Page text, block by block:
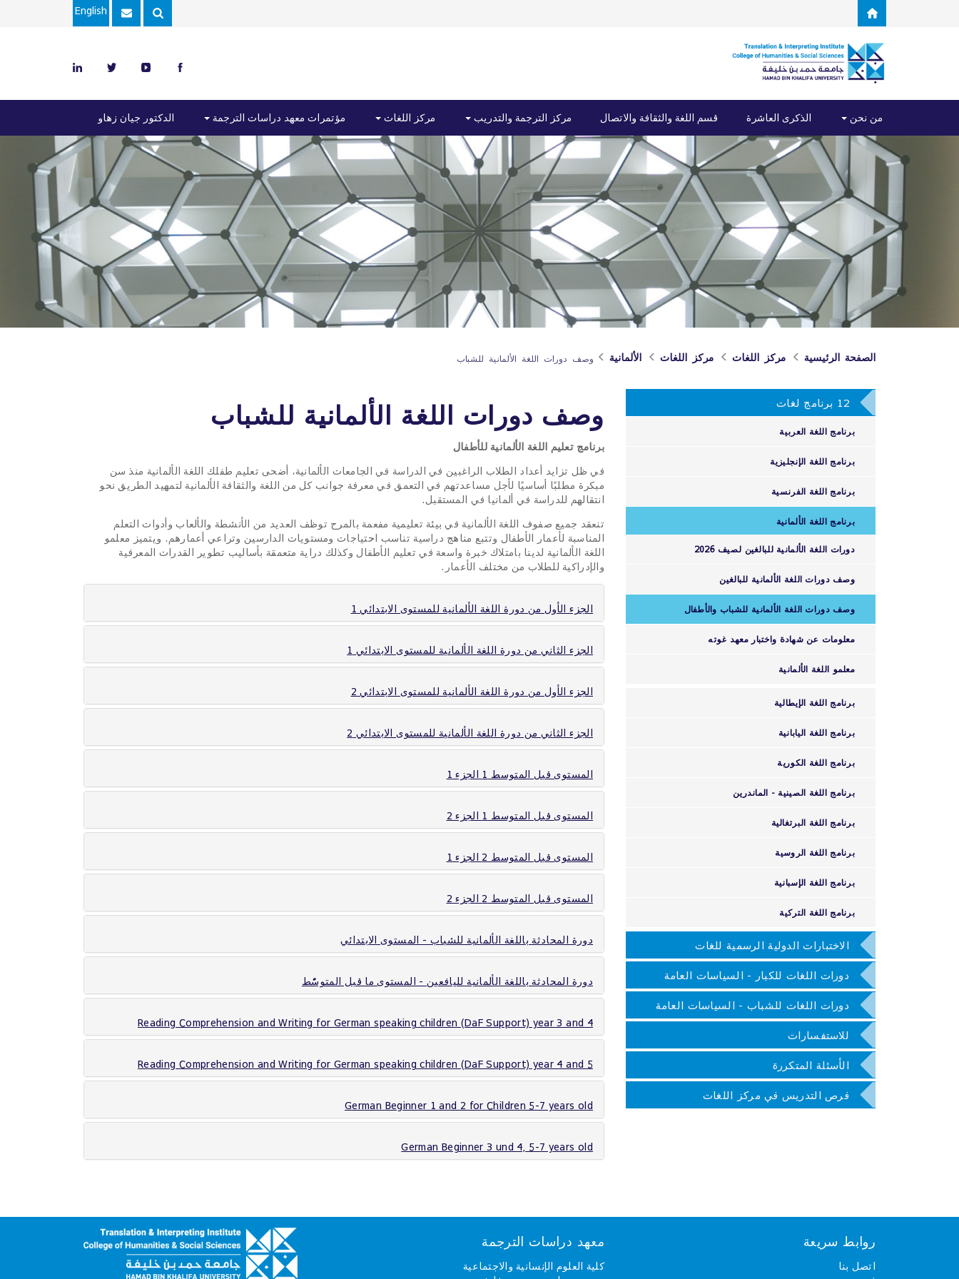
Skip to main content
English
من نحن الذكرى العاشرة قسم اللغة والثقافة والاتصال مركز الترجمة والتدريب مركز اللغات مؤتمرات معهد دراسات الترجمة الدكتور جيان زهاو
الصفحة الرئيسية مركز اللغات مركز اللغات الألمانية وصف دورات اللغة الألمانية للشباب
12 برنامج لغات
برنامج اللغة العربية
برنامج اللغة الإنجليزية
برنامج اللغة الفرنسية
برنامج اللغة الألمانية
دورات اللغة الألمانية للبالغين لصيف 2026
وصف دورات اللغة الألمانية للبالغين
وصف دورات اللغة الألمانية للشباب والأطفال
معلومات عن شهادة واختبار معهد غوته
معلمو اللغة الألمانية
برنامج اللغة الإيطالية
برنامج اللغة اليابانية
برنامج اللغة الكورية
برنامج اللغة الصينية - الماندرين
برنامج اللغة البرتغالية
برنامج اللغة الروسية
برنامج اللغة الإسبانية
برنامج اللغة التركية
الاختبارات الدولية الرسمية للغات
دورات اللغات للكبار - السياسات العامة
دورات اللغات للشباب - السياسات العامة
للاستفسارات
الأسئلة المتكررة
فرص التدريس في مركز اللغات
وصف دورات اللغة الألمانية للشباب
برنامج تعليم اللغة الألمانية للأطفال
في ظل تزايد أعداد الطلاب الراغبين في الدراسة في الجامعات الألمانية، أضحى تعليم طفلك اللغة الألمانية منذ سن
مبكرة مطلبًا أساسيًا لأجل مساعدتهم في التعمق في معرفة جوانب كل من اللغة والثقافة الألمانية لتمهيد الطريق نحو
انتقالهم للدراسة في ألمانيا في المستقبل.
تنعقد جميع صفوف اللغة الألمانية في بيئة تعليمية مفعمة بالمرح توظف العديد من الأنشطة والألعاب وأدوات التعلم
المناسبة لأعمار الأطفال وتتبع مناهج دراسية تناسب احتياجات ومستويات الدارسين وتراعي أعمارهم. ويتميز معلمو
اللغة الألمانية لدينا بامتلاك خبرة واسعة في تعليم الأطفال وكذلك دراية متعمقة بأساليب تطوير القدرات المعرفية
والإدراكية للطلاب من مختلف الأعمار.
الجزء الأول من دورة اللغة الألمانية للمستوى الابتدائي 1
الجزء الثاني من دورة اللغة الألمانية للمستوى الابتدائي 1
الجزء الأول من دورة اللغة الألمانية للمستوى الابتدائي 2
الجزء الثاني من دورة اللغة الألمانية للمستوى الابتدائي 2
المستوى قبل المتوسط 1 الجزء 1
المستوى قبل المتوسط 1 الجزء 2
المستوى قبل المتوسط 2 الجزء 1
المستوى قبل المتوسط 2 الجزء 2
دورة المحادثة باللغة الألمانية للشباب - المستوى الابتدائي
دورة المحادثة باللغة الألمانية لليافعين - المستوى ما قبل المتوسّط
Reading Comprehension and Writing for German speaking children (DaF Support) year 3 and 4
Reading Comprehension and Writing for German speaking children (DaF Support) year 4 and 5
German Beginner 1 and 2 for Children 5-7 years old
German Beginner 3 und 4, 5-7 years old
روابط سريعة
اتصل بنا
معهد دراسات الترجمة
كلية العلوم الإنسانية والاجتماعية